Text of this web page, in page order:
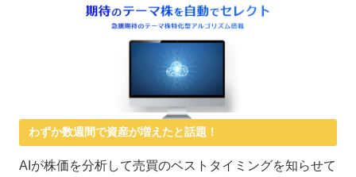
わずか数週間で資産が増えたと話題！
AIが株価を分析して売買のベストタイミングを知らせて